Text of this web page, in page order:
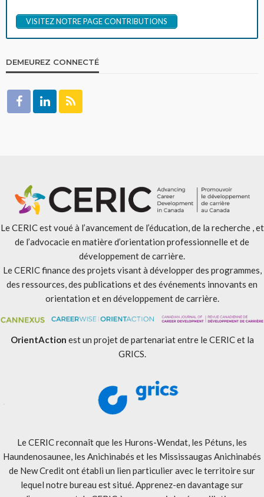
VISITEZ NOTRE PAGE CONTRIBUTIONS
DEMEUREZ CONNECTÉ
Le CERIC est voué à l’avancement de l’éducation, de la recherche , et
de l’advocacie en matière d’orientation professionnelle et de
développement de carrière.
Le CERIC finance des projets visant à développer des programmes,
des ressources, des publications et des événements innovants en
orientation et en développement de carrière.
OrientAction est un projet de partenariat entre le CERIC et la
GRICS.
Le CERIC reconnaît que les Hurons-Wendat, les Pétuns, les
Haundenosaunee, les Anichinabés et les Mississaugas Anichinabés
de New Credit ont établi un lien particulier avec le territoire sur
lequel notre bureau est situé. Apprenez-en davantage sur